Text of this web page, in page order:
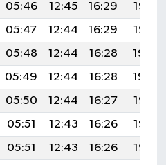
05:46 12:45 16:29
19:33
05:47 12:44 16:29
19:32
05:48 12:44 16:28
19:30
05:49 12:44 16:28
19:29
05:50 12:44 16:27
19:28
05:51 12:43 16:26
19:26
05:51 12:43 16:26
19:25